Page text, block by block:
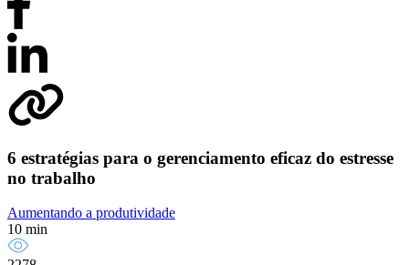
6 estratégias para o gerenciamento eficaz do estresse
no trabalho
Aumentando a produtividade
10 min